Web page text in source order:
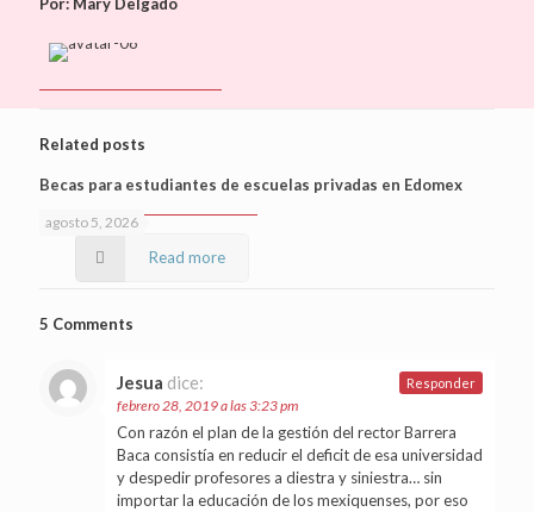
Related posts
agosto 5, 2026
Becas para estudiantes de escuelas privadas en Edomex
Read more
5 Comments
Jesua dice:
febrero 28, 2019 a las 3:23 pm
Con razón el plan de la gestión del rector Barrera
Baca consistía en reducir el deficit de esa universidad
y despedir profesores a diestra y siniestra… sin
importar la educación de los mexiquenses, por eso
Responder